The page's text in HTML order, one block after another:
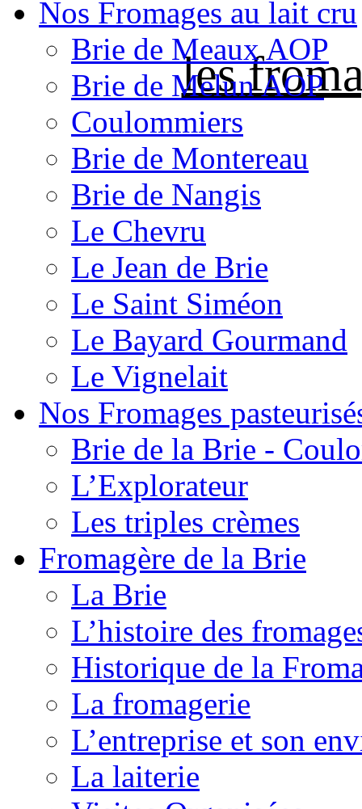
les
Nos Fromages au lait cru
Brie de Meaux AOP
Brie de Melun AOP
Coulommiers
Brie de Montereau
Brie de Nangis
Le Chevru
Le Jean de Brie
Le Saint Siméon
Le Bayard Gourmand
Le Vignelait
Nos Fromages
Brie de la Brie -
L’Explorateur
Les triples crèmes
Fromagère de la Brie
La Brie
L’histoire des
Historique de la
La fromagerie
L’entreprise et son
La laiterie